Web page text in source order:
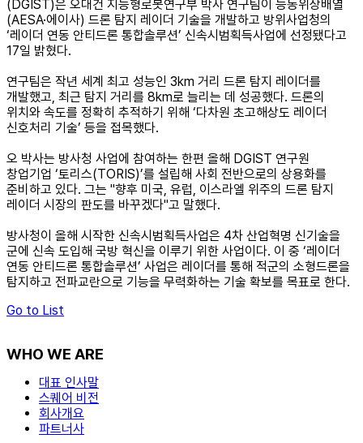
(DGIST)은 오대건 지능형로봇연구부 박사 연구팀이 능동위상배열
(AESA·에이사) 드론 탐지 레이더 기술을 개발하고 방위사업청의
‘레이더 연동 안티드론 통합솔루션’ 신속시범획득사업에 선정됐다고
17일 밝혔다.
연구팀은 작년 세계 최고 성능인 3km 거리 드론 탐지 레이더를
개발했고, 최근 탐지 거리를 8km로 늘리는 데 성공했다. 드론의
위치와 속도를 정확히 추적하기 위해 ‘다차원 초고해상도 레이더
신호처리 기술’ 등을 접목했다.
오 박사는 방사청 사업에 참여하는 한편 올해 DGIST 연구원
창업기업 ‘토리스(TORIS)’를 설립해 사회 전반으로의 상용화를
준비하고 있다. 그는 "향후 미국, 유럽, 이스라엘 위주의 드론 탐지
레이더 시장의 판도를 바꾸겠다"고 말했다.
방사청이 올해 시작한 신속시범획득사업은 4차 산업혁명 신기술을
군에 신속 도입해 국방 혁신을 이루기 위한 사업이다. 이 중 ‘레이더
연동 안티드론 통합솔루션’ 사업은 레이더를 통해 적군의 소형드론을
탐지하고 전파교란으로 기능을 무력화하는 기술 확보를 목표로 한다.
Go to List
WHO WE ARE
대표 인사말
스퀘어 비전
회사개요
파트너사